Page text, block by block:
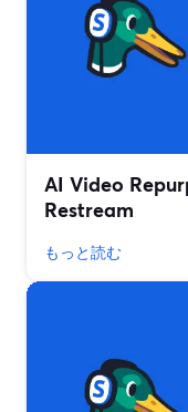
AI Video
Restream
もっと読む